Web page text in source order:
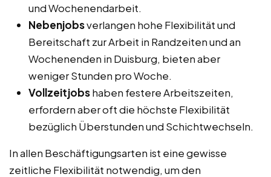
und Wochenendarbeit.
Nebenjobsverlangen hohe Flexibilität und
Bereitschaft zur Arbeit in Randzeiten und an
Wochenenden in Duisburg, bieten aber
weniger Stunden pro Woche.
Vollzeitjobshaben festere Arbeitszeiten,
erfordern aber oft die höchste Flexibilität
bezüglich Überstunden und Schichtwechseln.
In allen Beschäftigungsarten ist eine gewisse
zeitliche Flexibilität notwendig, um den